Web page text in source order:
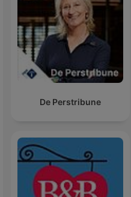
De Perstribune